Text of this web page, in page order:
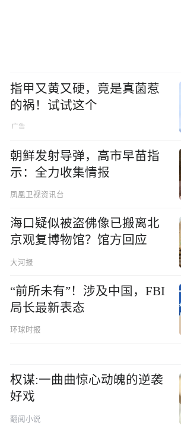
指甲又黄又硬，竟是真菌惹
的祸！试试这个
朝鲜发射导弹，高市早苗指
示：全力收集情报
凤凰卫视资讯台
海口疑似被盗佛像已搬离北
京观复博物馆？馆方回应
大河报
“前所未有”！涉及中国，FBI
局长最新表态
环球时报
权谋:一曲曲惊心动魄的逆袭
好戏
翻阅小说